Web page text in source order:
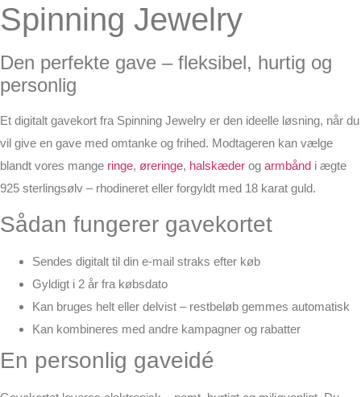
Spinning Jewelry
Den perfekte gave – fleksibel, hurtig og
personlig
Et digitalt gavekort fra Spinning Jewelry er den ideelle løsning, når du
vil give en gave med omtanke og frihed. Modtageren kan vælge
blandt vores mange ringe, øreringe, halskæder og armbånd i ægte
925 sterlingsølv – rhodineret eller forgyldt med 18 karat guld.
Sådan fungerer gavekortet
Sendes digitalt til din e-mail straks efter køb
Gyldigt i 2 år fra købsdato
Kan bruges helt eller delvist – restbeløb gemmes automatisk
Kan kombineres med andre kampagner og rabatter
En personlig gaveidé